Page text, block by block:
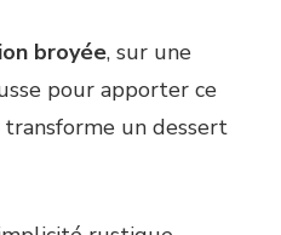
broyée, sur une
pour apporter ce
un dessert